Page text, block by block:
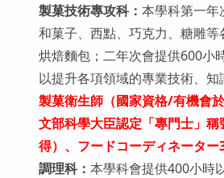
製菓技術專攻科： 本學科第一年
和菓子、西點、巧克力、糖雕
烘焙麵包；二年次會提供600小
以提升各項領域的專業技術、知
製菓衛生師（國家資格/有機會
文部科學大臣認定「專門士」稱
得）、フードコーディネーター
調理科： 本學科會提供400小時